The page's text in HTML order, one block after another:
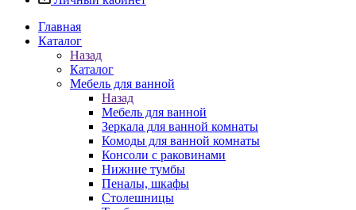
Главная
Каталог
Назад
Каталог
Мебель для ванной
Назад
Мебель для ванной
Зеркала для ванной комнаты
Комоды для ванной комнаты
Консоли с раковинами
Нижние тумбы
Пеналы, шкафы
Столешницы